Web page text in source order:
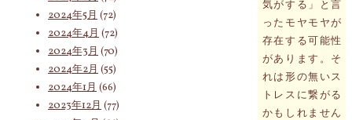
気がする」と言
ったモヤモヤが
存在する可能性
があります。そ
れは形の無いス
トレスに繋がる
かもしれません
2024年5月 (72)
2024年4月 (72)
2024年3月 (70)
2024年2月 (55)
2024年1月 (66)
2023年12月 (77)